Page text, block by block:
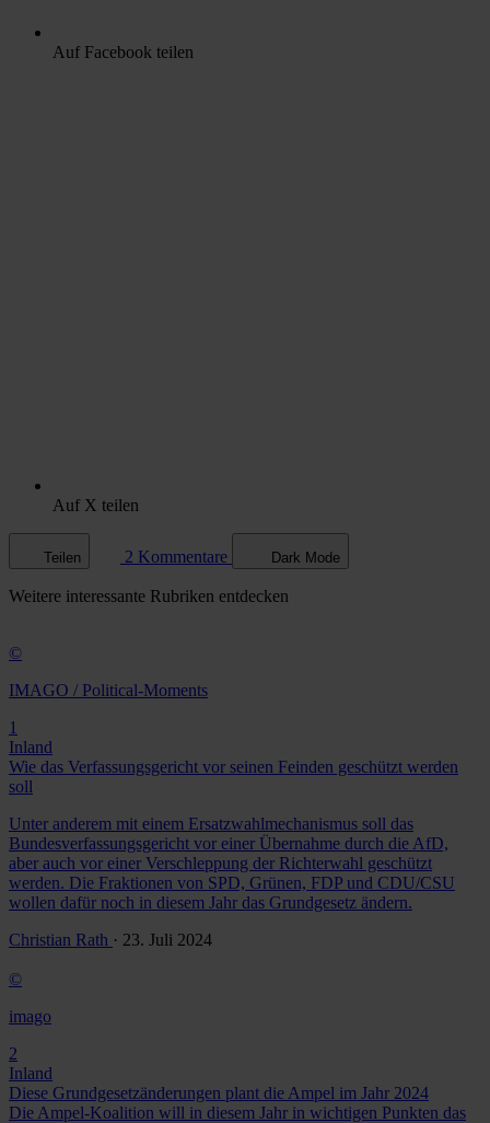
Auf Facebook teilen
Auf X teilen
Teilen 2 Kommentare Dark Mode
Weitere interessante Rubriken entdecken
©
IMAGO / Political-Moments
1
Inland
Wie das Verfassungsgericht vor seinen Feinden geschützt werden
soll
Unter anderem mit einem Ersatzwahlmechanismus soll das
Bundesverfassungsgericht vor einer Übernahme durch die AfD,
aber auch vor einer Verschleppung der Richterwahl geschützt
werden. Die Fraktionen von SPD, Grünen, FDP und CDU/CSU
wollen dafür noch in diesem Jahr das Grundgesetz ändern.
Christian Rath · 23. Juli 2024
©
imago
2
Inland
Diese Grundgesetzänderungen plant die Ampel im Jahr 2024
Die Ampel-Koalition will in diesem Jahr in wichtigen Punkten das